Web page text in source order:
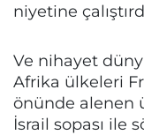
niyetine
Ve nihayet
Afrika ülkeleri
önünde alenen
İsrail sopası ile